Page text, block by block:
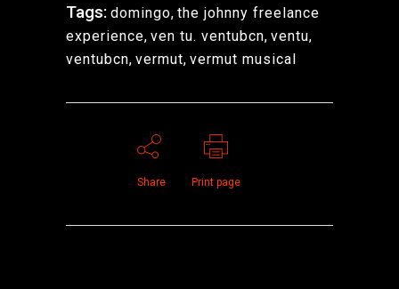
Tags: domingo, the johnny freelance
experience, ven tu. ventubcn, ventu,
ventubcn, vermut, vermut musical
Share Print page